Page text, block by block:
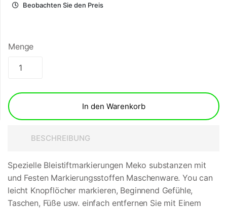
Beobachten Sie den Preis
Menge
In den Warenkorb
BESCHREIBUNG
Spezielle Bleistiftmarkierungen Meko substanzen mit
und Festen Markierungsstoffen Maschenware. You can
leicht Knopflöcher markieren, Beginnend Gefühle,
Taschen, Füße usw. einfach entfernen Sie mit Einem